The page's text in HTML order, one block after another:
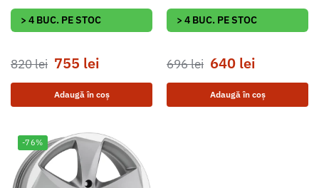
> 4 BUC. PE STOC
820lei 755 lei
Adaugă în coș
> 4 BUC. PE STOC
696lei 640 lei
Adaugă în coș
-76%